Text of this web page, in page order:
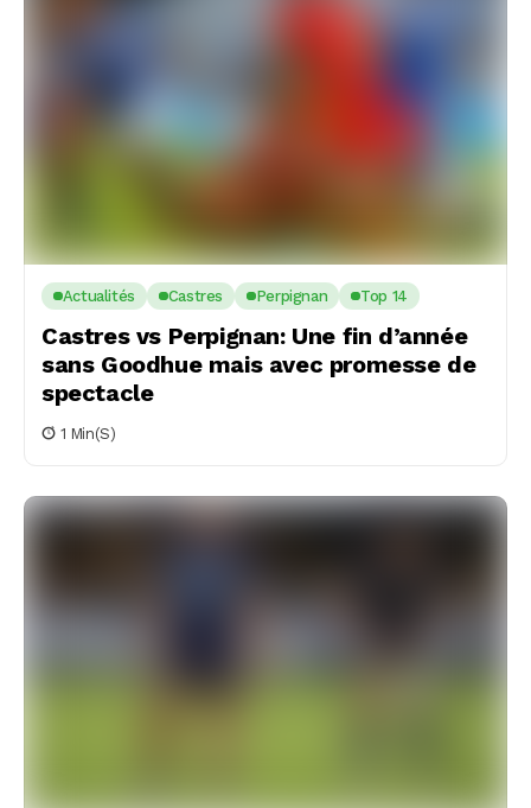
Actualités Castres Perpignan Top 14
Castres vs Perpignan: Une fin d’année
sans Goodhue mais avec promesse de
spectacle
1 Min(s)